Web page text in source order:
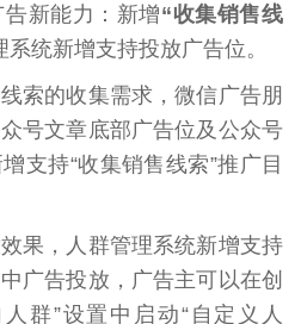
新能力：新增“收集销售线
统新增支持投放广告位。
索的收集需求，微信广告朋
号文章底部广告位及公众号
支持“收集销售线索”推广目
果，人群管理系统新增支持
广告投放，广告主可以在创
群”设置中启动“自定义人